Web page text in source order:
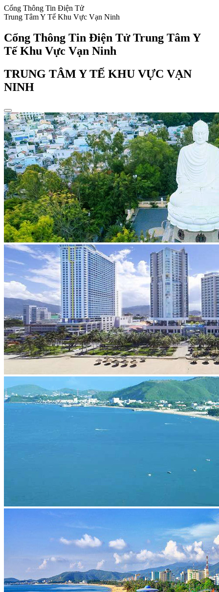
Cổng Thông Tin Điện Tử
Trung Tâm Y Tế Khu Vực Vạn Ninh
Cổng Thông Tin Điện Tử Trung Tâm Y
Tế Khu Vực Vạn Ninh
TRUNG TÂM Y TẾ KHU VỰC VẠN
NINH